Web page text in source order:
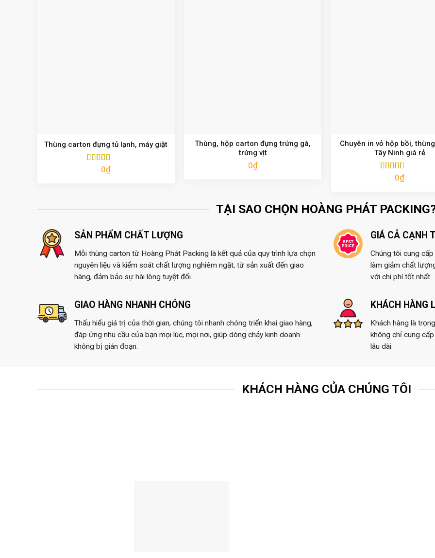
Thùng carton đựng tủ lạnh, máy giặt
Được xếp
0₫
Thùng, hộp carton đựng trứng gà,
trứng vịt
0₫
Chuyên in vỏ hộp bồi,
Tây Ninh giá rẻ
Được xếp
0₫
TẠI SAO CHỌN HOÀNG PHÁT
SẢN PHẨM CHẤT LƯỢNG
Mỗi thùng carton từ Hoàng Phát Packing là kết quả của quy trình lựa chọn
nguyên liệu và kiểm soát chất lượng nghiêm ngặt, từ sản xuất đến giao
hàng, đảm bảo sự hài lòng tuyệt đối.
GIÁ CẢ CẠNH
Chúng tôi cung
làm giảm chất
với chi phí tốt nhất.
GIAO HÀNG NHANH CHÓNG
Thấu hiểu giá trị của thời gian, chúng tôi nhanh chóng triển khai giao hàng,
đáp ứng nhu cầu của bạn mọi lúc, mọi nơi, giúp dòng chảy kinh doanh
không bị gián đoạn.
KHÁCH HÀNG
Khách hàng là
không chỉ cung
lâu dài.
KHÁCH HÀNG CỦA CHÚNG TÔI